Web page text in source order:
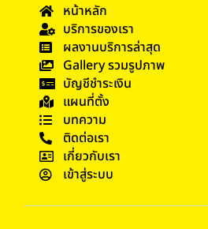
หน้าหลัก
บริการของเรา
ผลงานบริการล่าสุด
Gallery รวมรูปภาพ
บัญชีชำระเงิน
แผนที่ตั้ง
บทความ
ติดต่อเรา
เกี่ยวกับเรา
เข้าสู่ระบบ